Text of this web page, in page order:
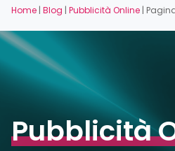
Home | Blog | Pubblicità Online |
Pubblicità